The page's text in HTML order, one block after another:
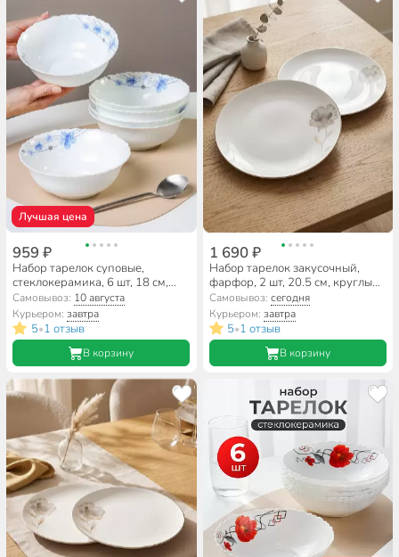
Лучшая цена
959 ₽
Набор тарелок суповые,
стеклокерамика, 6 шт, 18 см,
600 мл, круглые, Вуаль, Daniks,
TW70
Самовывоз: 10 августа
Курьером:завтра
5•1 отзыв
В корзину
1 690 ₽
Набор тарелок закусочный,
фарфор, 2 шт, 20.5 см, круглый,
Inspiration Золотой цветок,
Lefard, 422-121, белый
Самовывоз: сегодня
Курьером: завтра
5•1 отзыв
В корзину